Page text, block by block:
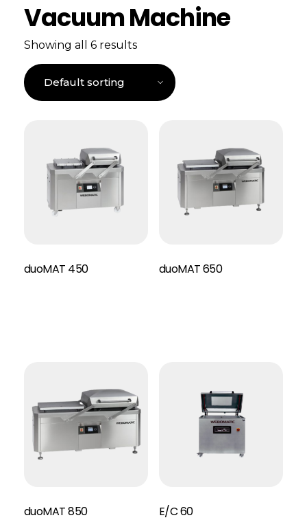
Vacuum Machine
Showing all 6 results
duoMAT 450 duoMAT 650
duoMAT 850 E/C 60